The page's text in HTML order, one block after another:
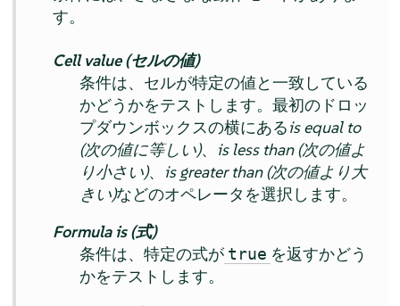
す。
Cell value (セルの値)
条件は、セルが特定の値と一致している
かどうかをテストします。最初のドロッ
プダウンボックスの横にあるis equal to
(次の値に等しい)、 is less than (次の値よ
り小さい)、 is greater than (次の値より大
きい)などのオペレータを選択します。
Formula is (式)
条件は、特定の式が true を返すかどう
かをテストします。